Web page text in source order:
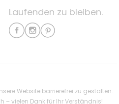
Laufenden zu bleiben.
Website barrierefrei zu gestalten.
– vielen Dank für Ihr Verständnis!